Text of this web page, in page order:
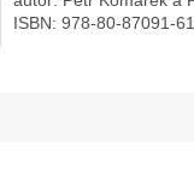
ISBN: 978-80-87091-